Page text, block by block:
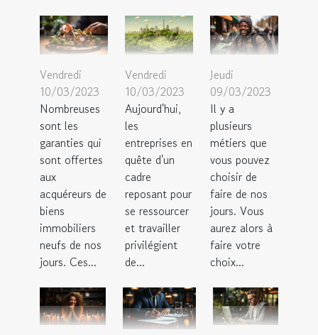
Vendredi
10/03/2023
Nombreuses
sont les
garanties qui
sont offertes
aux
acquéreurs de
biens
immobiliers
neufs de nos
jours. Ces...
Vendredi
10/03/2023
Aujourd'hui,
les
entreprises en
quête d'un
cadre
reposant pour
se ressourcer
et travailler
privilégient
de...
Jeudi
09/03/2023
Il y a
plusieurs
métiers que
vous pouvez
choisir de
faire de nos
jours. Vous
aurez alors à
faire votre
choix...